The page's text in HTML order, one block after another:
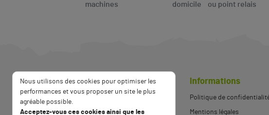
machines
domicile ou point relais
Informations
Politique de
Mentions légales
Nous utilisons des cookies pour optimiser les
performances et vous proposer un site le plus
agréable possible.
Acceptez-vous ces cookies ainsi que les